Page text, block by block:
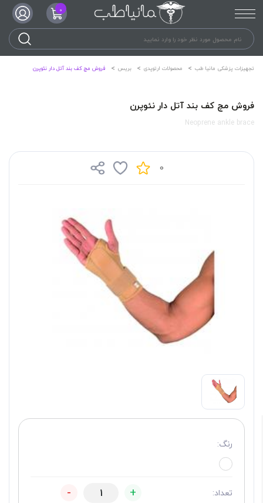
0
تجهیزات پزشکی مانیا طب محصولات ارتوپدی بریس فروش مچ کف بند آتل دار نئوپرن
فروش مچ کف بند آتل دار نئوپرن
Neoprene ankle brace
0
رنگ:
تعداد: +
-